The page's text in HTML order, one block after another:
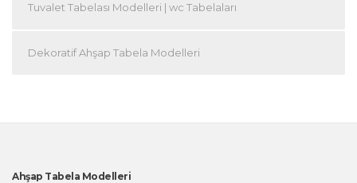
Tuvalet Tabelası Modelleri | wc Tabelaları
Dekoratif Ahşap Tabela Modelleri
Ahşap Tabela Modelleri